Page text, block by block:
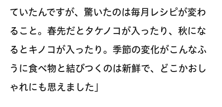
ていたんですが、驚いたのは毎月レシピが変わ
ること。春先だとタケノコが入ったり、秋にな
るとキノコが入ったり。季節の変化がこんなふ
うに食べ物と結びつくのは新鮮で、どこかおし
ゃれにも思えました」